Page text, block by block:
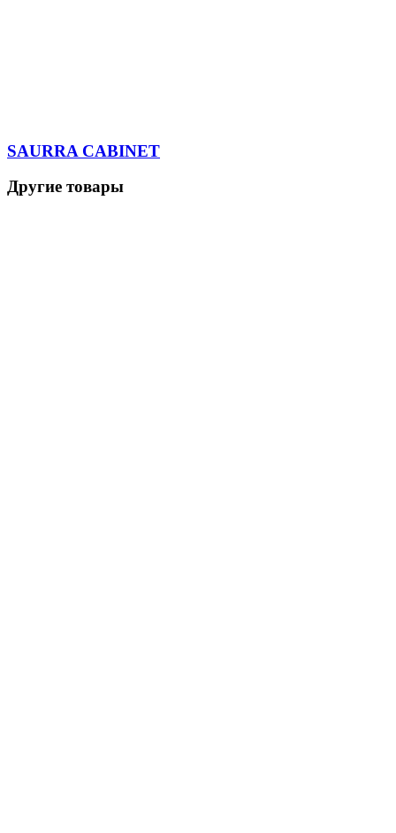
SAURRA CABINET
Другие товары